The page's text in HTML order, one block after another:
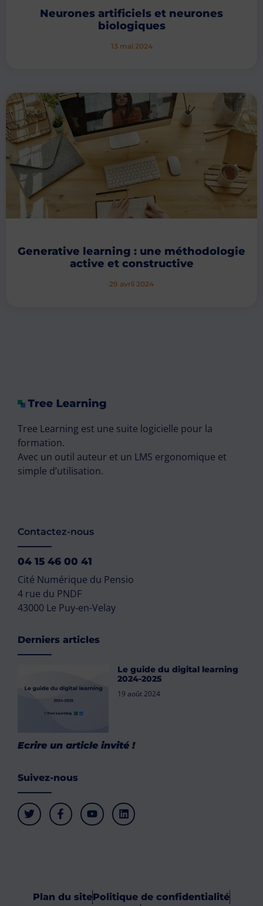
Neurones artificiels et neurones
biologiques
13 mai 2024
Generative learning : une méthodologie
active et constructive
29 avril 2024
Tree Learning est une suite logicielle pour la
formation.
Avec un outil auteur et un LMS ergonomique et
simple d’utilisation.
Contactez-nous
04 15 46 00 41
Cité Numérique du Pensio
4 rue du PNDF
43000 Le Puy-en-Velay
Derniers articles
Le guide du digital learning
2024-2025
19 août 2024
Ecrire un article invité !
Suivez-nous
Plan du sitePolitique de confidentialité